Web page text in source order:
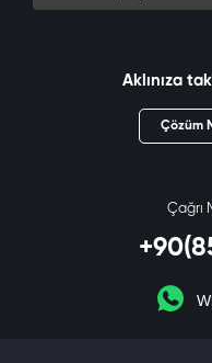
Aklınıza
Çözüm
Çağrı